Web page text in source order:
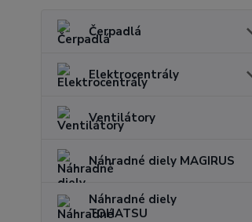
Čerpadlá
Elektrocentrály
Ventilátory
Náhradné diely MAGIRUS
Náhradné diely
TOHATSU